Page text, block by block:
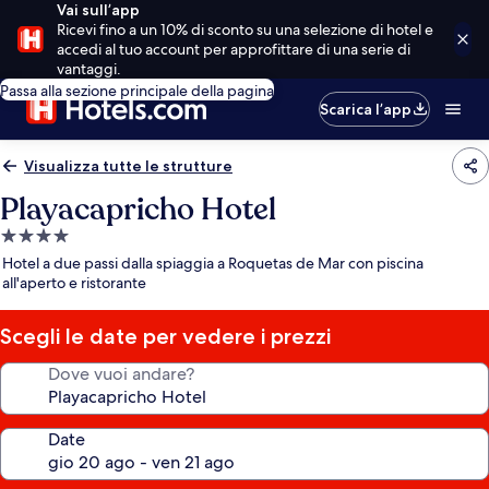
Vai sull’app
Ricevi fino a un 10% di sconto su una selezione di hotel e
accedi al tuo account per approfittare di una serie di
vantaggi.
Passa alla sezione principale della pagina
Scarica l’app
Visualizza tutte le strutture
Playacapricho Hotel
Struttura
a
4.0
stelle
Hotel a due passi dalla spiaggia a Roquetas de Mar con piscina
all'aperto e ristorante
Scegli le date per vedere i prezzi
Dove vuoi andare?
Date